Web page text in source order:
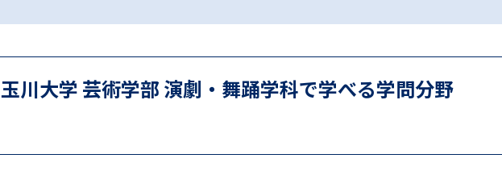
受験準備
玉川大学 芸術学部 演劇・舞踊学科で学べる学問分野